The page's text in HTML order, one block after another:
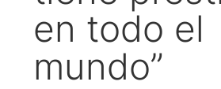
en todo el
mundo”